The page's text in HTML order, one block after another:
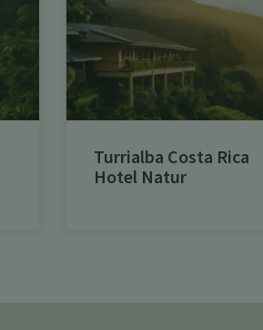
Turrialba Costa Rica
Hotel Natur